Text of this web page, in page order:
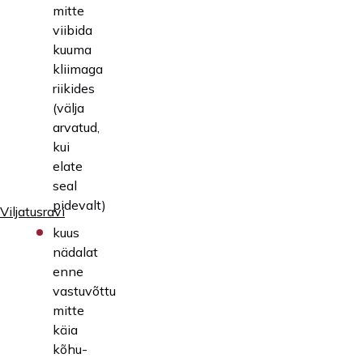
Viljatusravi
mitte
viibida
kuuma
kliimaga
riikides
(välja
arvatud,
kui
elate
seal
pidevalt)
kuus
nädalat
enne
vastuvõttu
mitte
käia
kõhu-